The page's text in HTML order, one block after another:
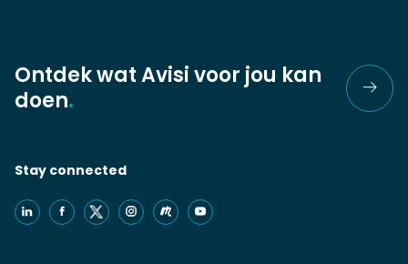
Ontdek wat Avisi voor jou kan
doen.
Stay connected